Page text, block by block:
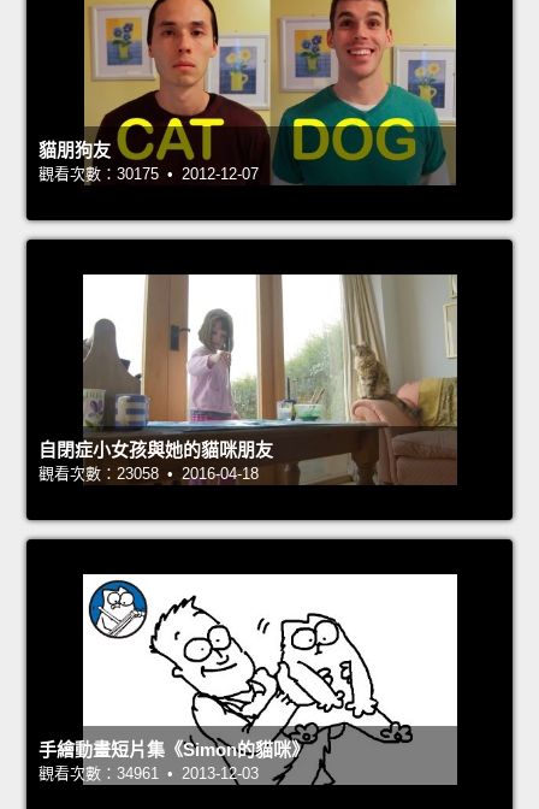
貓朋狗友
觀看次數：30175 • 2012-12-07
自閉症小女孩與她的貓咪朋友
觀看次數：23058 • 2016-04-18
手繪動畫短片集《Simon的貓咪》
觀看次數：34961 • 2013-12-03